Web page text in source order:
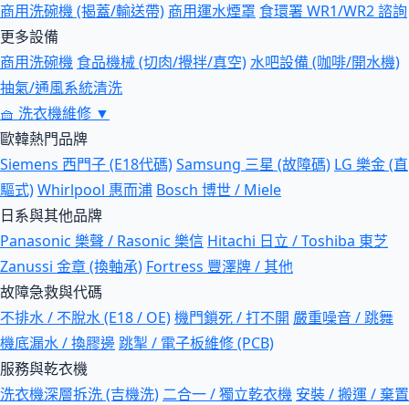
商用洗碗機 (揭蓋/輸送帶) 商用運水煙罩 食環署 WR1/WR2 諮詢
更多設備
商用洗碗機 食品機械 (切肉/攪拌/真空)水吧設備 (咖啡/開水機)
抽氣/通風系統清洗
🧺 洗衣機維修 ▼
歐韓熱門品牌
Siemens 西門子 (E18代碼)Samsung 三星 (故障碼) LG 樂金 (直
驅式)Whirlpool 惠而浦 Bosch 博世 / Miele
日系與其他品牌
Panasonic 樂聲 / Rasonic 樂信 Hitachi 日立 / Toshiba 東芝
Zanussi 金章 (換軸承) Fortress 豐澤牌 / 其他
故障急救與代碼
不排水 / 不脫水 (E18 / OE)機門鎖死 / 打不開 嚴重噪音 / 跳舞
機底漏水 / 換膠邊跳掣 / 電子板維修 (PCB)
服務與乾衣機
洗衣機深層拆洗 (吉機洗) 二合一 / 獨立乾衣機 安裝 / 搬運 / 棄置